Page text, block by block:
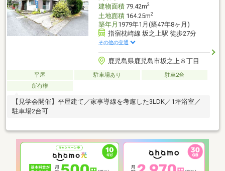
建物面積79.42m2
土地面積164.25m2
築年月 1979年1月(築47年8ヶ月)
指宿枕崎線 坂之上駅 徒歩27分
その他の交通
鹿児島県鹿児島市坂之上８丁目
平屋 駐車場あり
駐車2台
所有権
【見学会開催】平屋建て／家事導線を考慮した3LDK／1坪浴室／
駐車場2台可